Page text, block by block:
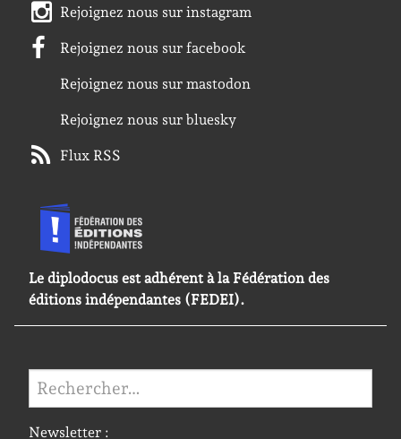
Rejoignez nous sur instagram
Rejoignez nous sur facebook
Rejoignez nous sur mastodon
Rejoignez nous sur bluesky
Flux RSS
Le diplodocus est adhérent à la Fédération des
éditions indépendantes (FEDEI).
Rechercher :
Newsletter :